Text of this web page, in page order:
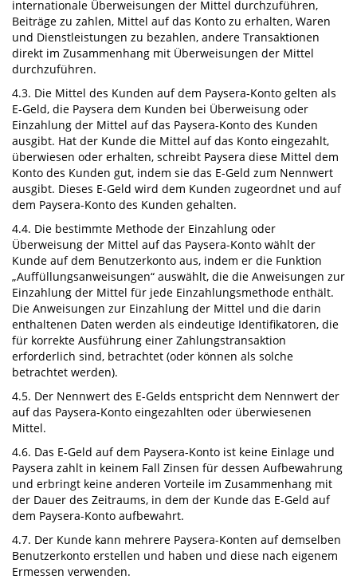
internationale Überweisungen der Mittel durchzuführen,
Beiträge zu zahlen, Mittel auf das Konto zu erhalten, Waren
und Dienstleistungen zu bezahlen, andere Transaktionen
direkt im Zusammenhang mit Überweisungen der Mittel
durchzuführen.
4.3. Die Mittel des Kunden auf dem Paysera-Konto gelten als
E-Geld, die Paysera dem Kunden bei Überweisung oder
Einzahlung der Mittel auf das Paysera-Konto des Kunden
ausgibt. Hat der Kunde die Mittel auf das Konto eingezahlt,
überwiesen oder erhalten, schreibt Paysera diese Mittel dem
Konto des Kunden gut, indem sie das E-Geld zum Nennwert
ausgibt. Dieses E-Geld wird dem Kunden zugeordnet und auf
dem Paysera-Konto des Kunden gehalten.
4.4. Die bestimmte Methode der Einzahlung oder
Überweisung der Mittel auf das Paysera-Konto wählt der
Kunde auf dem Benutzerkonto aus, indem er die Funktion
„Auffüllungsanweisungen“ auswählt, die die Anweisungen zur
Einzahlung der Mittel für jede Einzahlungsmethode enthält.
Die Anweisungen zur Einzahlung der Mittel und die darin
enthaltenen Daten werden als eindeutige Identifikatoren, die
für korrekte Ausführung einer Zahlungstransaktion
erforderlich sind, betrachtet (oder können als solche
betrachtet werden).
4.5. Der Nennwert des E-Gelds entspricht dem Nennwert der
auf das Paysera-Konto eingezahlten oder überwiesenen
Mittel.
4.6. Das E-Geld auf dem Paysera-Konto ist keine Einlage und
Paysera zahlt in keinem Fall Zinsen für dessen Aufbewahrung
und erbringt keine anderen Vorteile im Zusammenhang mit
der Dauer des Zeitraums, in dem der Kunde das E-Geld auf
dem Paysera-Konto aufbewahrt.
4.7. Der Kunde kann mehrere Paysera-Konten auf demselben
Benutzerkonto erstellen und haben und diese nach eigenem
Ermessen verwenden.